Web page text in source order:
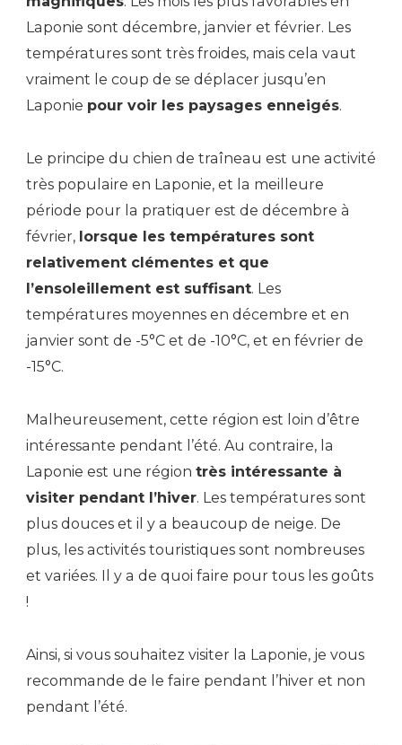
Laponie sont décembre, janvier et février. Les
températures sont très froides, mais cela vaut
vraiment le coup de se déplacer jusqu’en
Laponie pour voir les paysages enneigés.
Le principe du chien de traîneau est une activité
très populaire en Laponie, et la meilleure
période pour la pratiquer est de décembre à
février, lorsque les températures sont
relativement clémentes et que
l’ensoleillement est suffisant. Les
températures moyennes en décembre et en
janvier sont de -5°C et de -10°C, et en février de
-15°C.
Malheureusement, cette région est loin d’être
intéressante pendant l’été. Au contraire, la
Laponie est une région très intéressante à
visiter pendant l’hiver. Les températures sont
plus douces et il y a beaucoup de neige. De
plus, les activités touristiques sont nombreuses
et variées. Il y a de quoi faire pour tous les goûts
!
Ainsi, si vous souhaitez visiter la Laponie, je vous
recommande de le faire pendant l’hiver et non
pendant l’été.